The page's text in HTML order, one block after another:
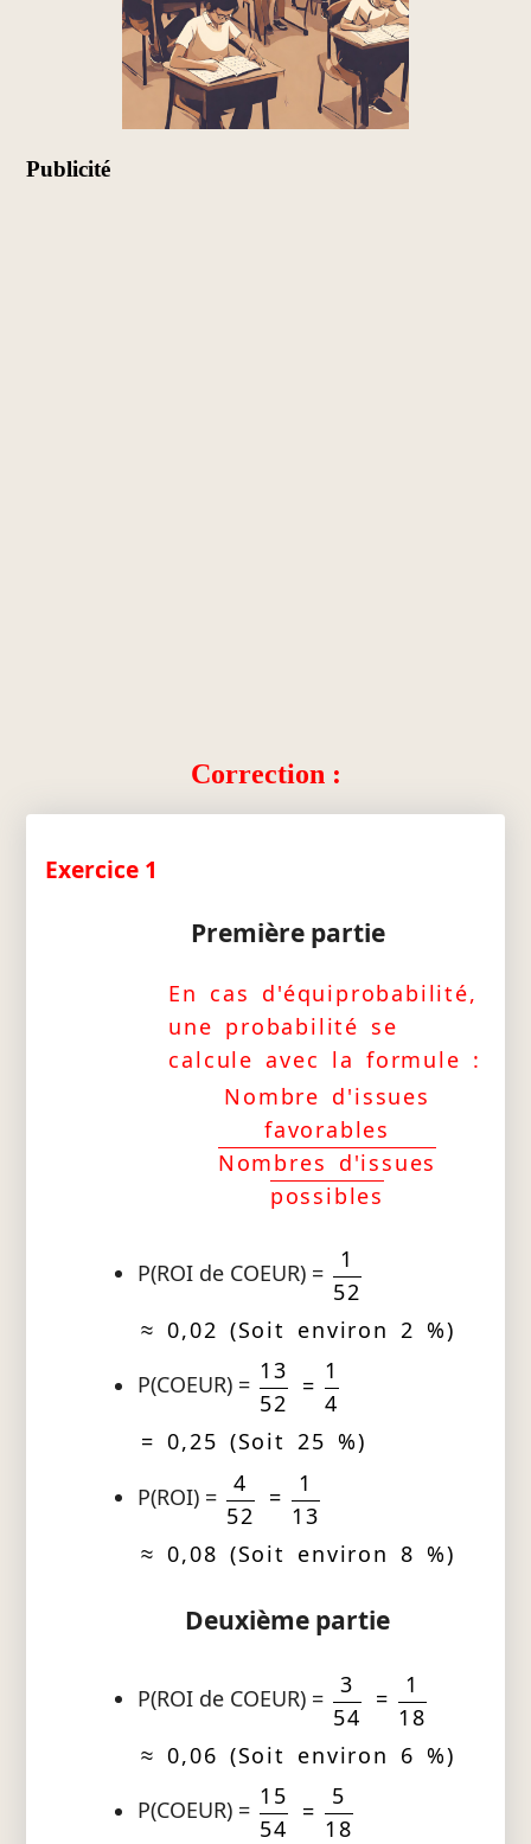
Publicité
Correction :
Exercice 1
Première partie
En cas d'équiprobabilité,
une probabilité se
calcule avec la formule :
Nombre d'issues
favorables
Nombres d'issues
possibles
P(ROI de COEUR) =
1
52
≈ 0,02 (Soit environ 2 %)
P(COEUR) =
13
52
=
1
4
= 0,25 (Soit 25 %)
P(ROI) =
4
52
=
1
13
≈ 0,08 (Soit environ 8 %)
Deuxième partie
P(ROI de COEUR) =
3
54
=
1
18
≈ 0,06 (Soit environ 6 %)
P(COEUR) =
15
54
=
5
18